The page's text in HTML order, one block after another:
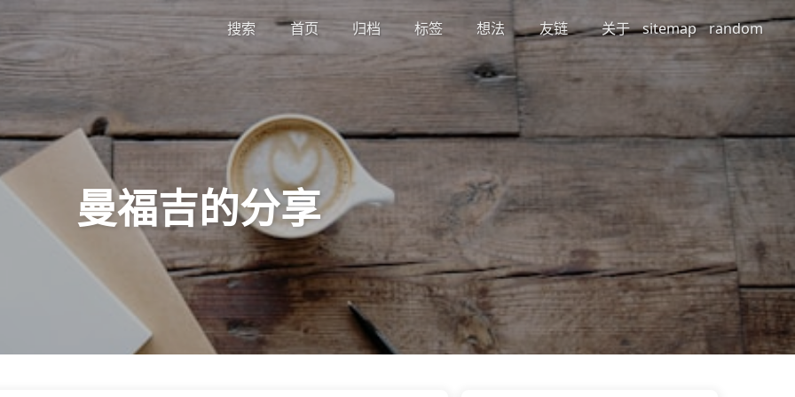
搜索 首页 归档 标签 想法 友链 关于 sitemap random
曼福吉的分享